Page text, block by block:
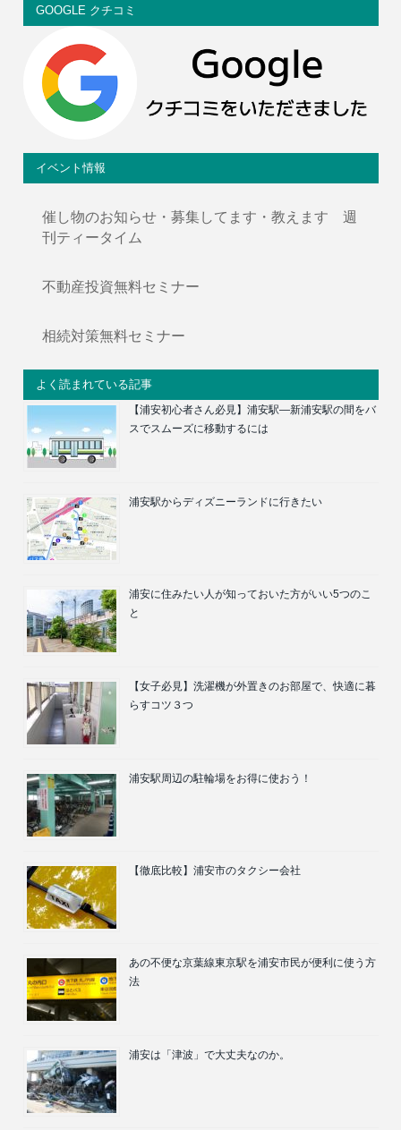
GOOGLE クチコミ
イベント情報
催し物のお知らせ・募集してます・教えます 週
刊ティータイム
不動産投資無料セミナー
相続対策無料セミナー
よく読まれている記事
【浦安初心者さん必見】浦安駅―新浦安駅の間をバ
スでスムーズに移動するには
浦安駅からディズニーランドに行きたい
浦安に住みたい人が知っておいた方がいい5つのこ
と
【女子必見】洗濯機が外置きのお部屋で、快適に暮
らすコツ３つ
浦安駅周辺の駐輪場をお得に使おう！
【徹底比較】浦安市のタクシー会社
あの不便な京葉線東京駅を浦安市民が便利に使う方
法
浦安は「津波」で大丈夫なのか。